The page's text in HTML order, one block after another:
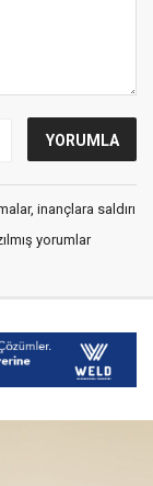
inançlara saldırı
yorumlar